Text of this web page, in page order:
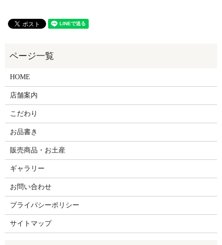
HOME
店舗案内
こだわり
お品書き
販売商品・お土産
ギャラリー
お問い合わせ
プライバシーポリシー
サイトマップ